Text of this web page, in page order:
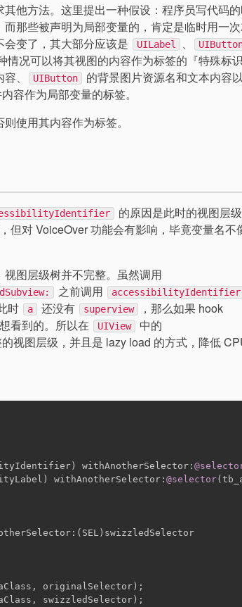
他方法。这里提出一种假设：程序员写代码
那些被声明为局部变量的，肯定是临时用一
变了，其大部分应该是
UILabel 、
情况可以将其视图的内容作为标签的『特殊标
、 UIButton 的背景图片资源名和文本内容
容作为局部变量的标签。
使用其内容作为标签。
的原因是此时的视图层级
但对 VoiceOver 功能会有影响，毕竟变量名不
图层级树并不完整。虽然调用
之前调用 accessibilityIdentifier
时 a 还没有 superview ，那么如果 hook
看到的。所以在 UIView 中的
视图层级，并且是 lazy load 的方式，降低
withAnotherSelector:
withAnotherSelector: @selector
originalSelector);
swizzledSelector);